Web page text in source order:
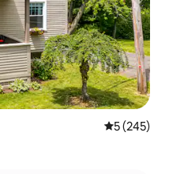
औसत रेटिंग 5
5 (245)